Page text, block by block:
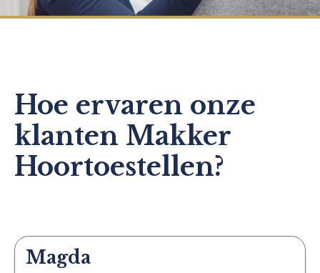
Hoe ervaren onze
klanten Makker
Hoortoestellen?
Magda